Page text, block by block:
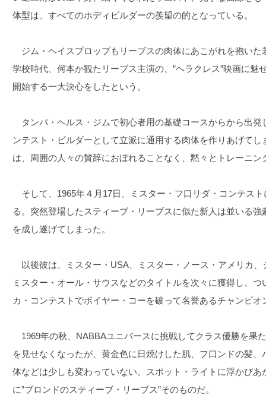
体型は、すべてのホディビルダーの羨望の的となっている。
ジム・ヘイスプロップもリーブスの肉体にあこがれを抱いた
学校時代、何本か観たリーブス主演の、”ヘラクレス”映画に魅
開始する一大決心をしたという。
タンパ・ヘルス・ジムで初心者用の基礎コースからから出発
ンテスト・ビルダーとして立派に通用する肉体を作りあげて
は、周囲の人々の賛辞におぼれることなく、黙々とトレーニン
そして、1965年４月17日、ミスター・フ口リダ・コンテス
る。突然登場したスティーブ・リーブスに似た新人は並いる
を成し遂げてしまった。
以後彼は、ミスター・USA、ミスター・ノース・アメリカ
ミスター・オール・サウスなどのタイトルを次々に獲得し、
カ・コンテストでボイヤー・コーを破って名誉あるチャンピ
1969年の秋、NABBAユニバースに挑戦してクラス優勝を果
を見せなくなったが、黄金色に日焼けした肌、フ口ンドの髪
体などは少しも変わっていない。スポット・ライトに浮かび
に”ブロンドのスティーブ・リーブス”そのものだ。